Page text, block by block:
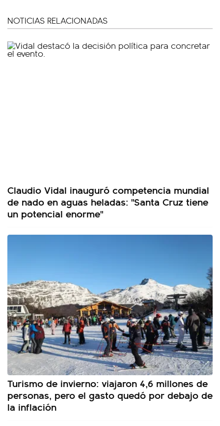
NOTICIAS RELACIONADAS
Claudio Vidal inauguró competencia mundial
de nado en aguas heladas: "Santa Cruz tiene
un potencial enorme"
Turismo de invierno: viajaron 4,6 millones de
personas, pero el gasto quedó por debajo de
la inflación